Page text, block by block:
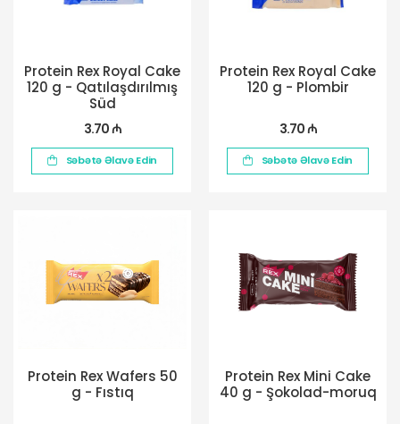
Protein Rex Royal Cake
120 g - Qatılaşdırılmış
Süd
3.70 ₼
Səbətə Əlavə Edin
Protein Rex Royal Cake
120 g - Plombir
3.70 ₼
Səbətə Əlavə Edin
Protein Rex Wafers 50
g - Fıstıq
Protein Rex Mini Cake
40 g - Şokolad-moruq